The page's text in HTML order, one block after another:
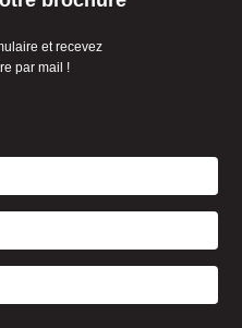
et recevez
par mail !